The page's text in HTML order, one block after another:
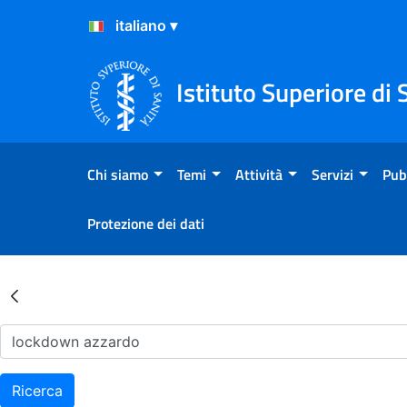
Salta al Contenuto
Salta al Footer
Istituto Superiore di
Chi siamo Temi Attività Servizi
Protezione dei dati
Risultati della Ricerca -
Ricerca